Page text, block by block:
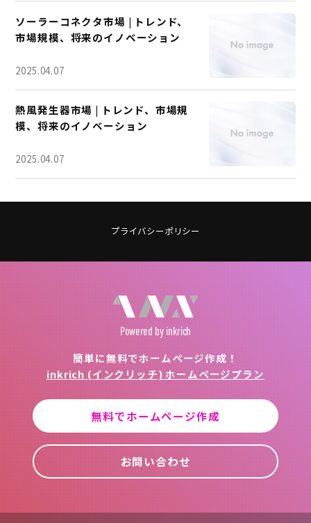
ソーラーコネクタ市場 | トレンド、
市場規模、将来のイノベーション
2025.04.07
熱風発生器市場 | トレンド、市場規
模、将来のイノベーション
2025.04.07
プライバシーポリシー
Powered by inkrich
簡単に無料でホームページ作成！
inkrich (インクリッチ) ホームページプラン
無料でホームページ作成
お問い合わせ